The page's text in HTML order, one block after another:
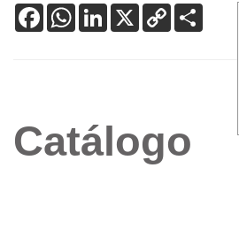
FacebookWhatsApp
LinkedIn
X Copy
Link
Catálogo